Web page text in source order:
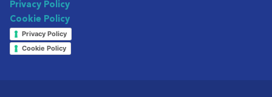
Privacy Policy
Cookie Policy
Privacy Policy
Cookie Policy